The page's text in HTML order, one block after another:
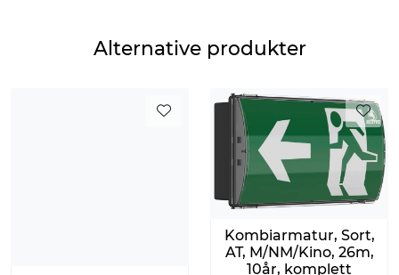
Alternative produkter
Kombiarmatur, Sort,
AT, M/NM/Kino, 26m,
10år, komplett